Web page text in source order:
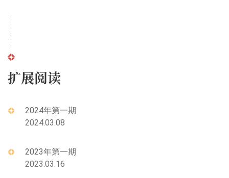
扩展阅读
2024年第一期
2024.03.08
2023年第一期
2023.03.16